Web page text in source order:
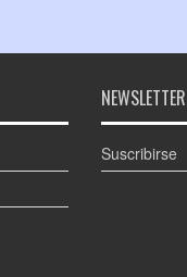
NEWSLETTER
Suscribirse